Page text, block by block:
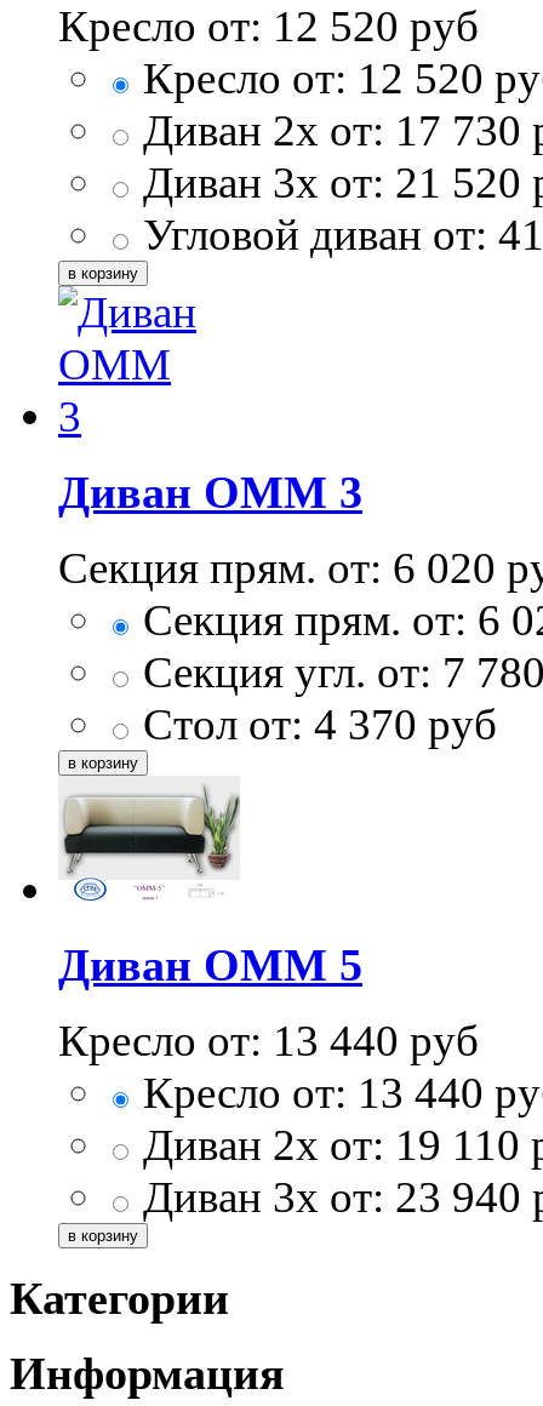
Кресло от: 12 520 руб
Кресло от: 12 520
Диван 2х от: 17 730
Диван 3х от: 21 520
Угловой диван от:
Диван ОММ 3
Секция прям. от: 6 020
Секция прям. от: 6
Секция угл. от: 7
Стол от: 4 370 руб
Диван ОММ 5
Кресло от: 13 440 руб
Кресло от: 13 440
Диван 2х от: 19 110
Диван 3х от: 23 940
Категории
Информация